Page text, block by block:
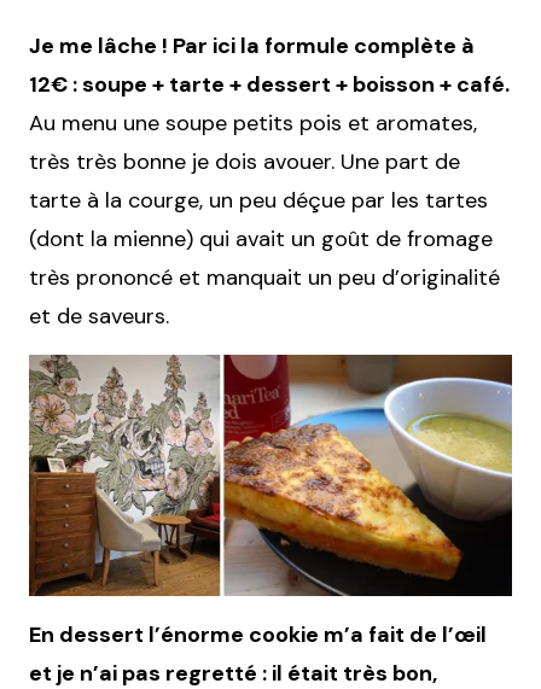
Je me lâche ! Par ici la formule complète à
12€ : soupe + tarte + dessert + boisson + café.
Au menu une soupe petits pois et aromates,
très très bonne je dois avouer. Une part de
tarte à la courge, un peu déçue par les tartes
(dont la mienne) qui avait un goût de fromage
très prononcé et manquait un peu d’originalité
et de saveurs.
En dessert l’énorme cookie m’a fait de l’œil
et je n’ai pas regretté : il était très bon,